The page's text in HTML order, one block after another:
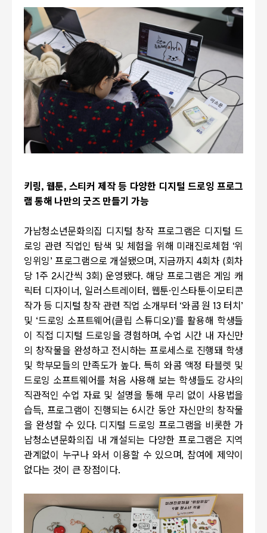
키링, 웹툰, 스티커 제작 등 다양한 디지털 드로잉 프로그
램 통해 나만의 굿즈 만들기 가능
가남청소년문화의집 디지털 창작 프로그램은 디지털 드
로잉 관련 직업인 탐색 및 체험을 위해 미래진로체험 ‘위
잉위잉’ 프로그램으로 개설됐으며, 지금까지 4회차 (회차
당1주 2시간씩 3회)운영됐다. 해당 프로그램은 게임 캐
릭터 디자이너, 일러스트레이터, 웹툰·인스타툰·이모티콘
작가 등 디지털 창작 관련 직업 소개부터 ‘와콤 원 13 터치’
및 ‘드로잉 소프트웨어(클립 스튜디오)’를 활용해 학생들
이 직접 디지털 드로잉을 경험하며, 수업 시간 내 자신만
의 창작물을 완성하고 전시하는 프로세스로 진행돼 학생
및 학부모들의 만족도가 높다. 특히 와콤 액정 타블렛 및
드로잉 소프트웨어를 처음 사용해 보는 학생들도 강사의
직관적인 수업 자료 및 설명을 통해 무리 없이 사용법을
습득, 프로그램이 진행되는 6시간 동안 자신만의 창작물
을 완성할 수 있다. 디지털 드로잉 프로그램을 비롯한 가
남청소년문화의집 내 개설되는 다양한 프로그램은 지역
관계없이 누구나 와서 이용할 수 있으며, 참여에 제약이
없다는 것이 큰 장점이다.